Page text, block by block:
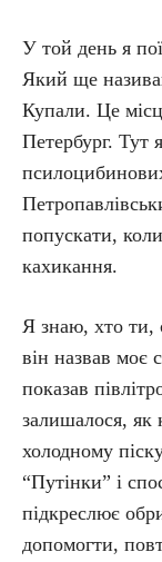
У той день я
Який ще
Купали. Це
Петербург. Тут
попускати,
кахикання.
Я знаю, хто ти,
він назвав моє
показав
залишалося, як
холодному
“Путінки” і
підкреслює
допомогти,